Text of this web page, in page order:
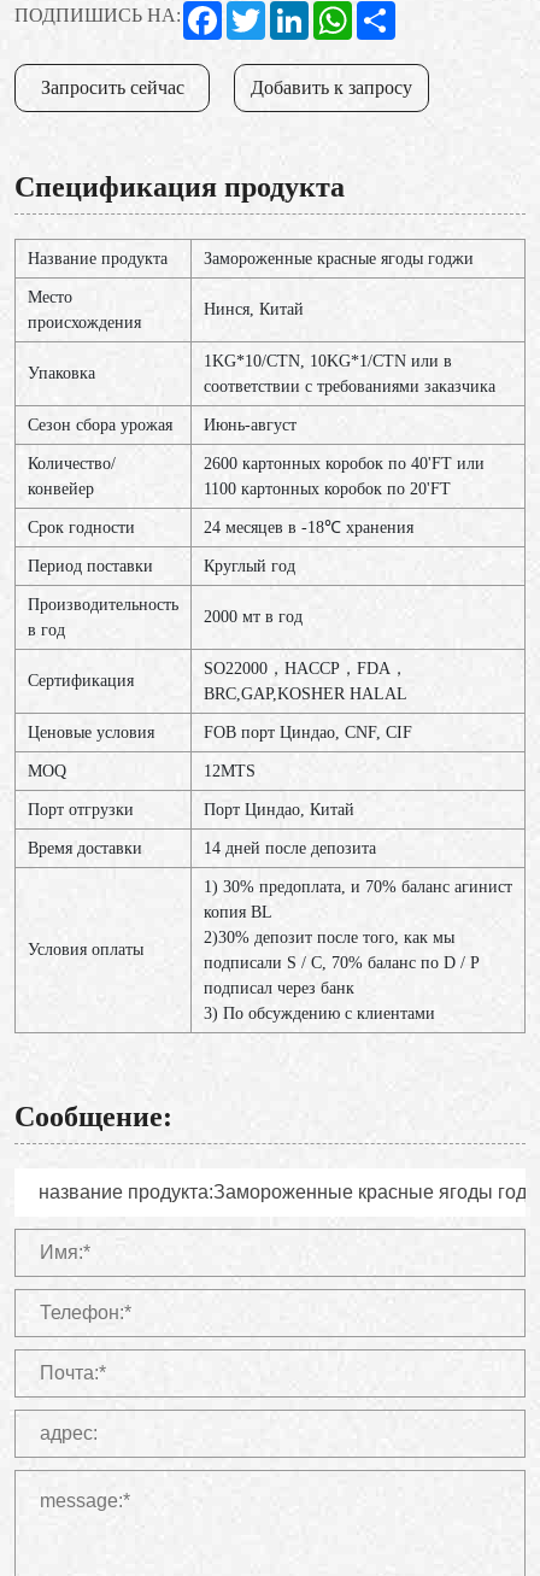
ПОДПИШИСЬ НА: FacebookTwitterLinkedInWhatsApp
Запросить сейчас Добавить к запросу
Спецификация продукта
Название продукта Замороженные красные ягоды годжи
Место
происхождения
Нинся, Китай
Упаковка
1KG*10/CTN, 10KG*1/CTN или в
соответствии с требованиями заказчика
Сезон сбора урожая Июнь-август
Количество/
конвейер
2600 картонных коробок по 40'FT или
1100 картонных коробок по 20'FT
Срок годности 24 месяцев в -18℃ хранения
Период поставки Круглый год
Производительность
в год
2000 мт в год
Сертификация
SO22000，HACCP，FDA，
BRC,GAP,KOSHER HALAL
Ценовые условия FOB порт Циндао, CNF, CIF
MOQ 12MTS
Порт отгрузки Порт Циндао, Китай
Время доставки 14 дней после депозита
Условия оплаты
1) 30% предоплата, и 70% баланс агинист
копия BL
2)30% депозит после того, как мы
подписали S / C, 70% баланс по D / P
подписал через банк
3) По обсуждению с клиентами
Сообщение: